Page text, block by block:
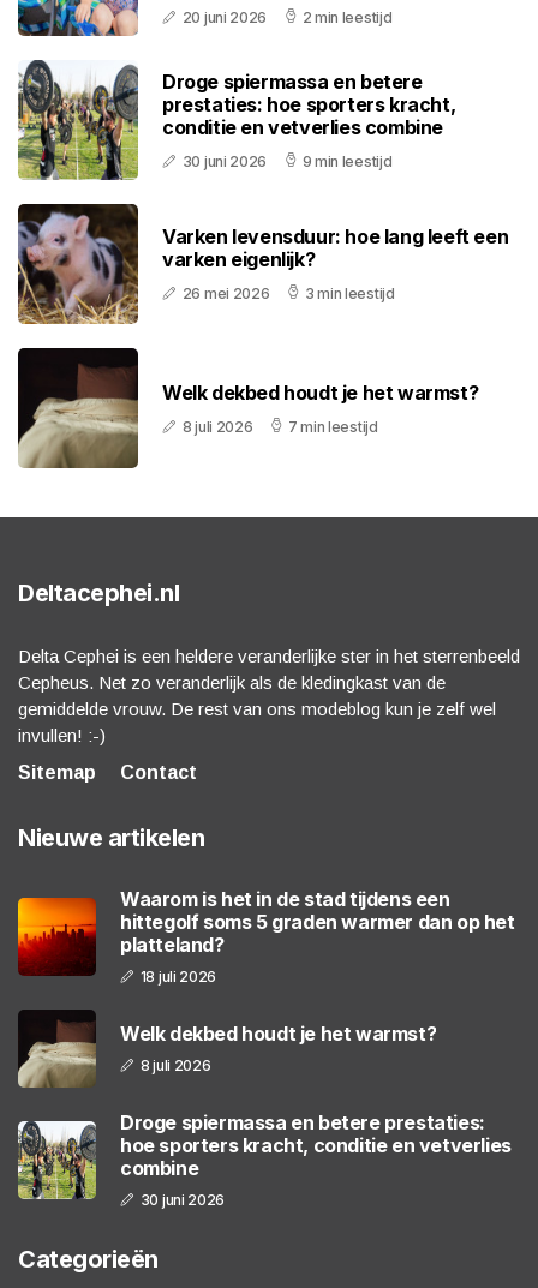
20 juni 2026 2 min leestijd
Droge spiermassa en betere
prestaties: hoe sporters kracht,
conditie en vetverlies combine
30 juni 2026 9 min leestijd
Varken levensduur: hoe lang leeft een
varken eigenlijk?
26 mei 2026 3 min leestijd
Welk dekbed houdt je het warmst?
8 juli 2026 7 min leestijd
Deltacephei.nl
Delta Cephei is een heldere veranderlijke ster in het sterrenbeeld
Cepheus. Net zo veranderlijk als de kledingkast van de
gemiddelde vrouw. De rest van ons modeblog kun je zelf wel
invullen! :-)
Sitemap
Contact
Nieuwe artikelen
Waarom is het in de stad tijdens een
hittegolf soms 5 graden warmer dan op het
platteland?
18 juli 2026
Welk dekbed houdt je het warmst?
8 juli 2026
Droge spiermassa en betere prestaties:
hoe sporters kracht, conditie en vetverlies
combine
30 juni 2026
Categorieën